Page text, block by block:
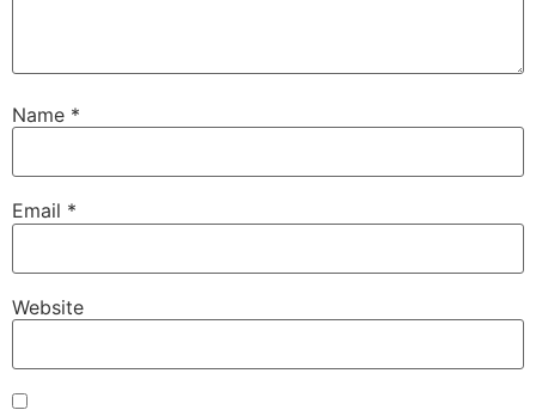
Name *
Email *
Website